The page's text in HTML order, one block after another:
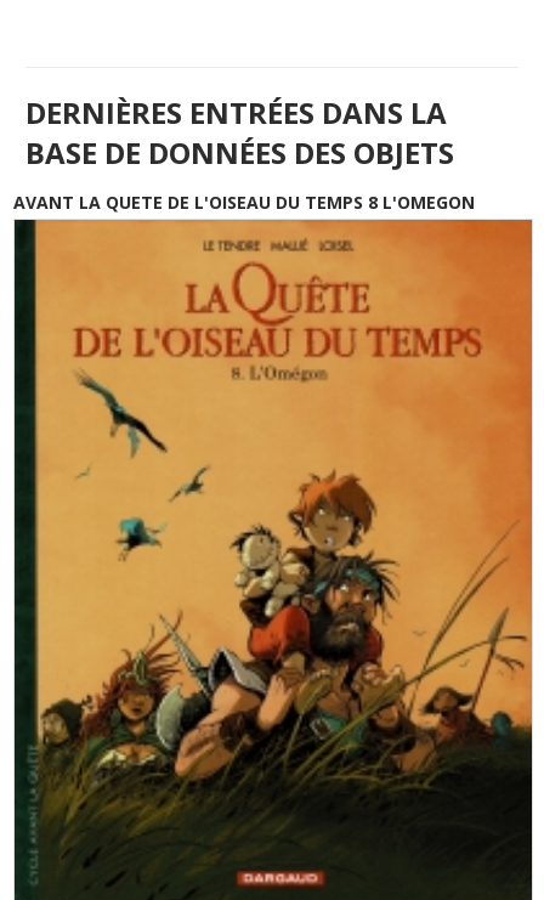
DERNIÈRES ENTRÉES DANS LA
BASE DE DONNÉES DES OBJETS
AVANT LA QUETE DE L'OISEAU DU TEMPS 8 L'OMEGON